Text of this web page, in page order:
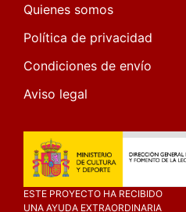
Quienes somos
Política de privacidad
Condiciones de envío
Aviso legal
ESTE PROYECTO HA RECIBIDO
UNA AYUDA EXTRAORDINARIA